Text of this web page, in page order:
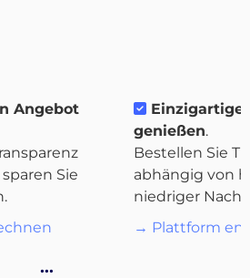
Angebot
Sie
genießen.
Bestellen Sie
abhängig von
niedriger
→ Plattform
…